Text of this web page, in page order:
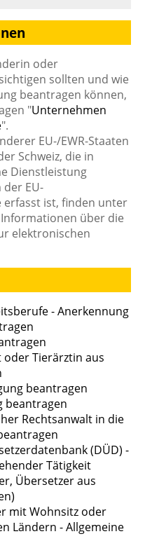
oder
sollten und wie
beantragen können,
"Unternehmen
".
EU-/EWR-Staaten
Schweiz, die in
Dienstleistung
EU-
ist, finden unter
über die
elektronischen
- Anerkennung
Tierärztin aus
beantragen
beantragen
Rechtsanwalt in die
(DÜD) -
Tätigkeit
Übersetzer aus
mit Wohnsitz oder
Ländern - Allgemeine